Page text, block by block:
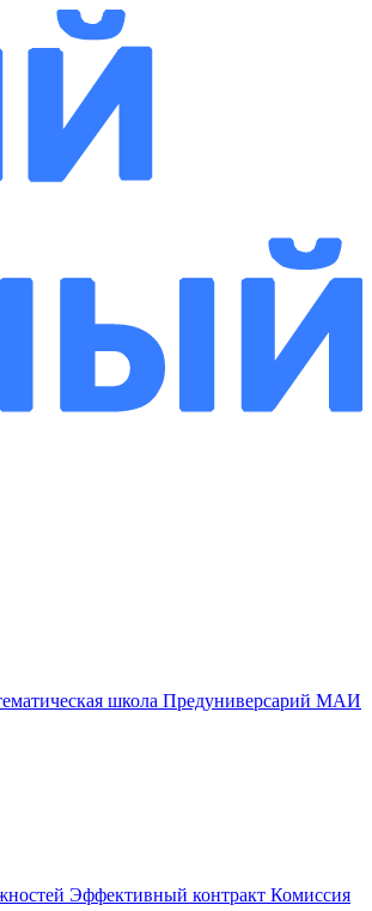
школа Предуниверсарий МАИ
Эффективный контракт Комиссия